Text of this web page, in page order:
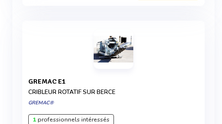
GREMAC E1
CRIBLEUR ROTATIF SUR BERCE
GREMAC®
1professionnels intéressés